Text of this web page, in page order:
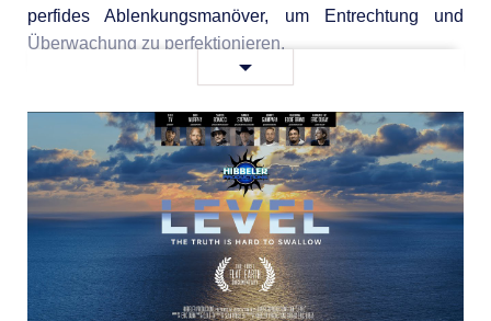
perfides Ablenkungs­manöver, um Entrechtung und
Über­wachung zu perfektionieren.
der
„Corona-
Freedom
Days“